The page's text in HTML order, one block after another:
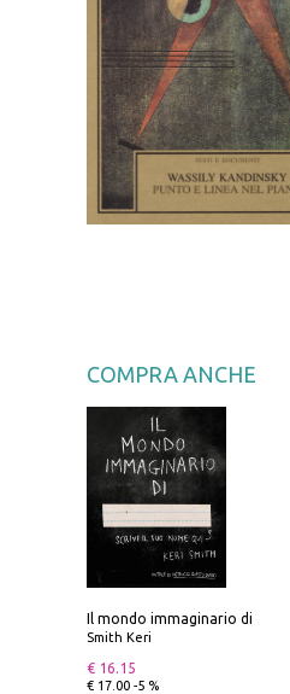
COMPRA ANCHE
Il mondo immaginario di
Smith Keri
€ 16.15
€ 17.00 -5 %